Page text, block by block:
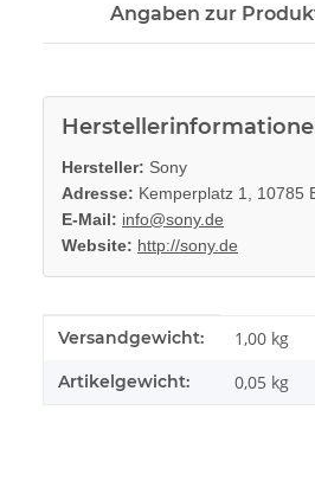
Angaben zur
Hersteller: Sony
Adresse: Kemperplatz 1, 10785
E-Mail: info@sony.de
Website: http://sony.de
Produkteigenschaft
Wert
Versandgewicht: 1,00 kg
Artikelgewicht: 0,05 kg